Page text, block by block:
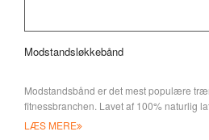
Modstandsløkkebånd
Modstandsbånd er det mest populære
fitnessbranchen. Lavet af 100% naturlig
LÆS MERE